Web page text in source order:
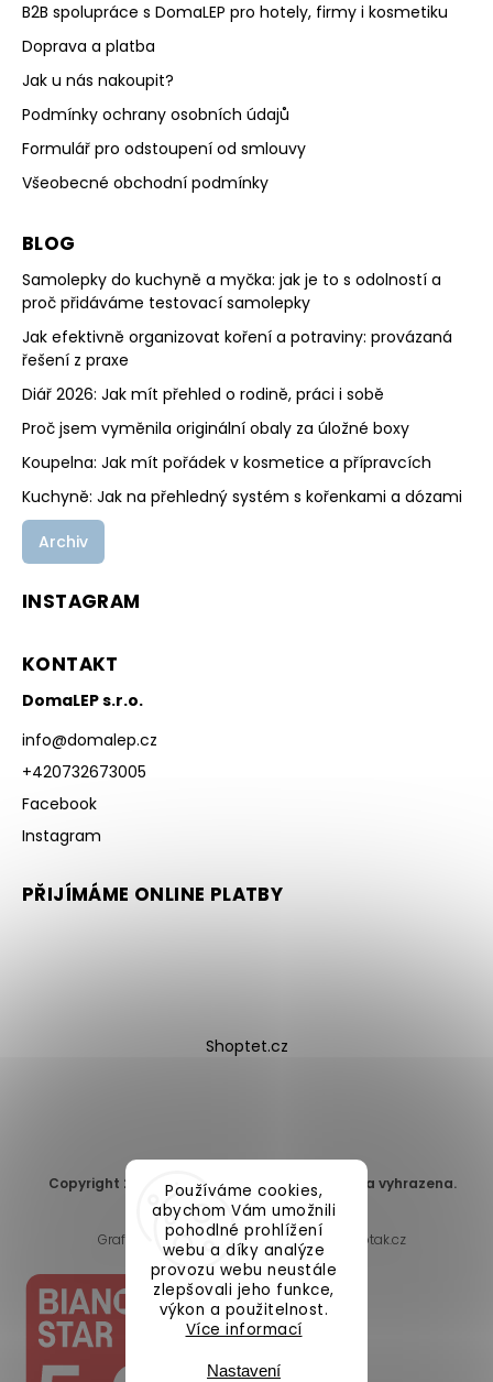
Používáme cookies,
abychom Vám umožnili
pohodlné prohlížení
webu a díky analýze
provozu webu neustále
zlepšovali jeho funkce,
výkon a použitelnost.
Více informací
Nastavení
B2B spolupráce s DomaLEP pro hotely, firmy i kosmetiku
Doprava a platba
Jak u nás nakoupit?
Podmínky ochrany osobních údajů
Formulář pro odstoupení od smlouvy
Všeobecné obchodní podmínky
BLOG
Samolepky do kuchyně a myčka: jak je to s odolností a
proč přidáváme testovací samolepky
Jak efektivně organizovat koření a potraviny: provázaná
řešení z praxe
Diář 2026: Jak mít přehled o rodině, práci i sobě
Proč jsem vyměnila originální obaly za úložné boxy
Koupelna: Jak mít pořádek v kosmetice a přípravcích
Kuchyně: Jak na přehledný systém s kořenkami a dózami
Archiv
INSTAGRAM
KONTAKT
DomaLEP s.r.o.
info@domalep.cz
+420732673005
Facebook
Instagram
PŘIJÍMÁME ONLINE PLATBY
Shoptet.cz
Copyright 2026 DomaLEP s.r.o. . Všechna práva vyhrazena.
Upravit nastavení cookies
Grafický návrh vytvořil a nakódoval
Shoptak.cz